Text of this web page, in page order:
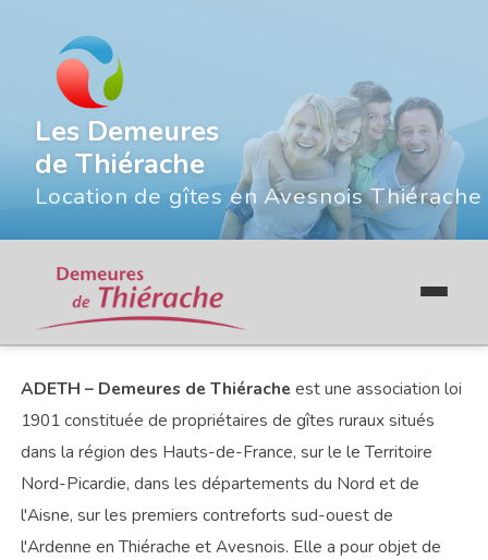
Les Demeures
de Thiérache
Location de gîtes en Avesnois Thiérache
ADETH – Demeures de Thiéracheest une association loi
1901 constituée de propriétaires de gîtes ruraux situés
dans la région des Hauts-de-France, sur le le Territoire
Nord-Picardie, dans les départements du Nord et de
l'Aisne, sur les premiers contreforts sud-ouest de
l'Ardenne en Thiérache et Avesnois. Elle a pour objet de